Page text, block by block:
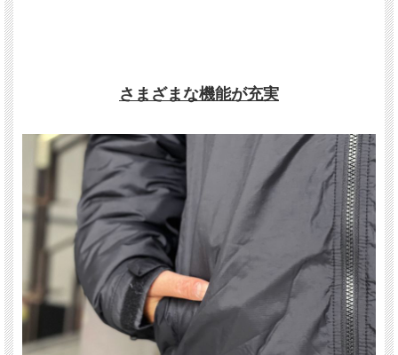
さまざまな機能が充実